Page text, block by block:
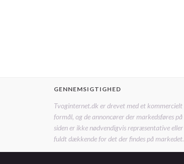
GENNEMSIGTIGHED
Tvoginternet.dk er drevet med et kommercielt
formål, og de annoncører der markedsføres på
siden er ikke nødvendigvis repræsentative eller
fuldt dækkende for det der findes på markedet.